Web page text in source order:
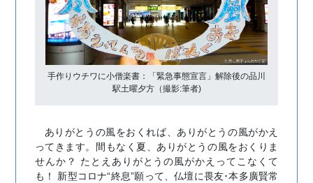
手作りウチワに小僧楽書：「緊急事態宣言」解除後の品川
駅土曜夕方（撮影:筆者)
ありがとうの風をおくれば、ありがとうの風がかえ
ってきます。間もなく夏、ありがとうの風をおくりま
せんか？ たとえありがとうの風がかえってこなくて
も！ 新型コロナ“終息”願って、仏壇に畏友･本多廣賢常